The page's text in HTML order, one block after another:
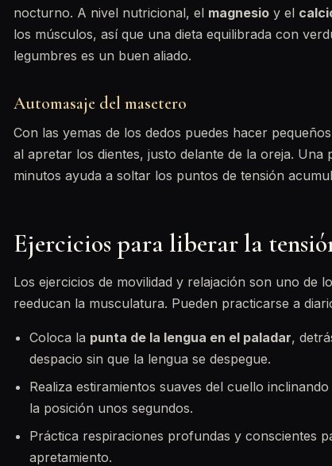
nocturno. A nivel nutricional, el magnesio y el
los músculos, así que una dieta equilibrada con
legumbres es un buen aliado.
Automasaje del masetero
Con las yemas de los dedos puedes hacer
al apretar los dientes, justo delante de la oreja.
minutos ayuda a soltar los puntos de tensión
Ejercicios para liberar la
Los ejercicios de movilidad y relajación son uno de
reeducan la musculatura. Pueden practicarse a
Coloca la punta de la lengua en el paladar,
despacio sin que la lengua se despegue.
Realiza estiramientos suaves del cuello
la posición unos segundos.
Práctica respiraciones profundas y conscientes
apretamiento.